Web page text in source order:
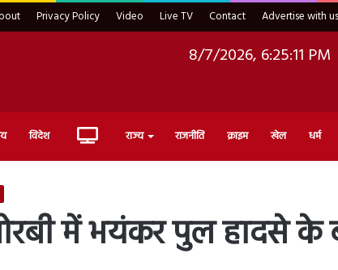
Privacy Policy Video Live TV Contact Advertise with us
8/7/2026, 6:25:12 PM
विदेश Live राज्य राजनीति क्राइम खेल धर्म
में भयंकर पुल हादसे के